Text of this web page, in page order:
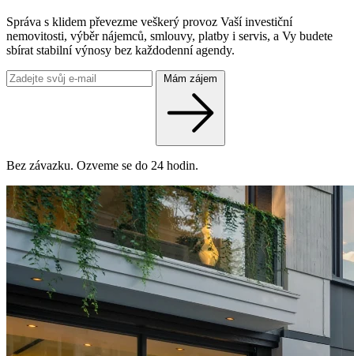
Správa s klidem převezme veškerý provoz Vaší investiční
nemovitosti, výběr nájemců, smlouvy, platby i servis, a Vy budete
sbírat stabilní výnosy bez každodenní agendy.
Mám zájem
Bez závazku. Ozveme se do 24 hodin.